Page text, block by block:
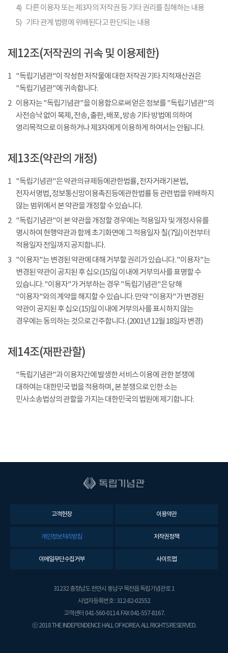
4) 다른 이용자 또는 제3자의 저작권 등 기타 권리를 침해하는 내용
5) 기타 관계 법령에 위배된다고 판단되는 내용
제12조(저작권의 귀속 및 이용제한)
1 "독립기념관"이 작성한 저작물에 대한 저작권 기타 지적재산권은
"독립기념관"에 귀속합니다.
2 이용자는 "독립기념관"을 이용함으로써 얻은 정보를 "독립기념관"의
사전승낙 없이 복제, 전송, 출판, 배포, 방송 기타 방법에 의하여
영리목적으로 이용하거나 제3자에게 이용하게 하여서는 안됩니다.
제13조(약관의 개정)
1 "독립기념관"은 약관의규제등에관한법률, 전자거래기본법,
전자서명법, 정보통신망이용촉진등에관한법률 등 관련법을 위배하지
않는 범위에서 본 약관을 개정할 수 있습니다.
2 "독립기념관"이 본 약관을 개정할 경우에는 적용일자 및 개정사유를
명시하여 현행약관과 함께 초기화면에 그 적용일자 칠(7일) 이전부터
적용일자 전일까지 공지합니다.
3 "이용자"는 변경된 약관에 대해 거부할 권리가 있습니다. "이용자"는
변경된 약관이 공지된 후 십오(15)일 이내에 거부의사를 표명할 수
있습니다. "이용자"가 거부하는 경우 "독립기념관"은 당해
"이용자"와의 계약을 해지할 수 있습니다. 만약 "이용자"가 변경된
약관이 공지된 후 십오(15)일 이내에 거부의사를 표시하지 않는
경우에는 동의하는 것으로 간주합니다. (2001년 12월 18일자 변경)
제14조(재판관할)
"독립기념관"과 이용자간에 발생한 서비스 이용에 관한 분쟁에
대하여는 대한민국 법을 적용하며, 본 분쟁으로 인한 소는
민사소송법상의 관할을 가지는 대한민국의 법원에 제기합니다.
고객헌장 이용약관
개인정보처리방침 저작권정책
이메일무단수집거부 사이트맵
31232 충청남도 천안시 동남구 목천읍 독립기념관로 1
사업자등록번호 : 312-82-02552
고객센터 041-560-0114. FAX 041-557-8167.
ⓒ 2018 THE INDEPENDENCE HALL OF KOREA. ALL RIGHTS RESERVED.